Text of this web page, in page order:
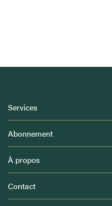
Services
Abonnement
À propos
Contact